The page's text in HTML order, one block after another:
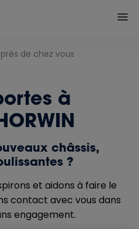
de chez vous
à
châssis,
?
et aidons à faire le
contact avec vous dans
engagement.